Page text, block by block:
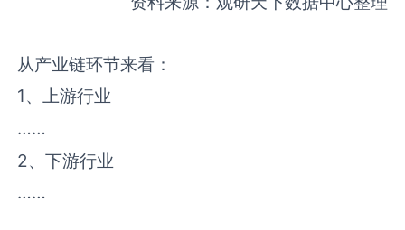
从产业链环节来看：
1、上游行业
……
2、下游行业
……